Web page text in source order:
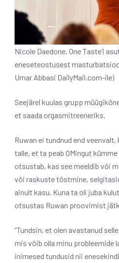
Nicole Daedone, One Taste’i
eneseteostusest
Umar Abbasi DailyMail.com-ile)
Seejärel kuulas grupp
et saada orgasmitreeneriks.
Ruwan ei tundnud end
talle, et ta peab OMingut
otsustab, kas see meeldib või
või raskuste tõstmine,
ainult kasu. Kuna ta oli juba
otsustas Ruwan proovimist
“Tundsin, et olen avastanud
mis võib olla minu probleemide
inimesed tundusid nii